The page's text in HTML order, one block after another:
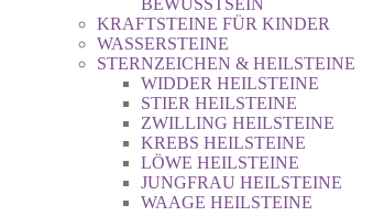
BEWUSSTSEIN
KRAFTSTEINE FÜR KINDER
WASSERSTEINE
STERNZEICHEN & HEILSTEINE
WIDDER HEILSTEINE
STIER HEILSTEINE
ZWILLING HEILSTEINE
KREBS HEILSTEINE
LÖWE HEILSTEINE
JUNGFRAU HEILSTEINE
WAAGE HEILSTEINE